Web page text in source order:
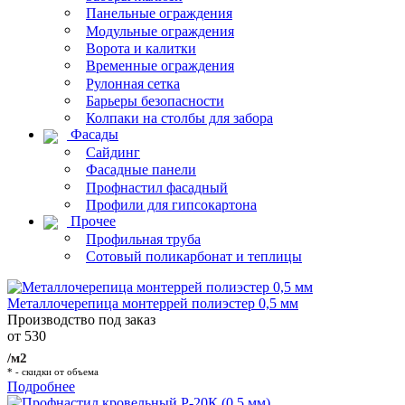
Панельные ограждения
Модульные ограждения
Ворота и калитки
Временные ограждения
Рулонная сетка
Барьеры безопасности
Колпаки на столбы для забора
Фасады
Сайдинг
Фасадные панели
Профнастил фасадный
Профили для гипсокартона
Прочее
Профильная труба
Сотовый поликарбонат и теплицы
Металлочерепица монтеррей полиэстер 0,5 мм
Производство под заказ
от 530
/м2
* - скидки от объема
Подробнее